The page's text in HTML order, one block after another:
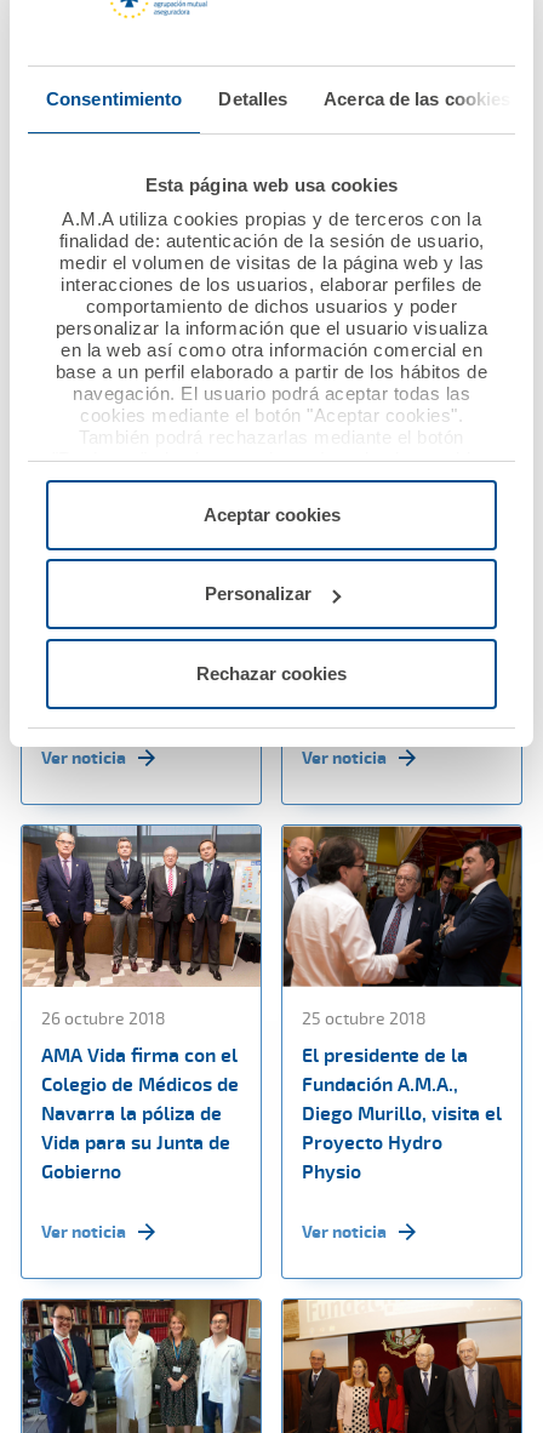
Consentimiento Detalles Acerca de las cookies
Esta página web usa cookies
A.M.A utiliza cookies propias y de terceros con la
finalidad de: autenticación de la sesión de usuario,
medir el volumen de visitas de la página web y las
interacciones de los usuarios, elaborar perfiles de
comportamiento de dichos usuarios y poder
personalizar la información que el usuario visualiza
en la web así como otra información comercial en
base a un perfil elaborado a partir de los hábitos de
navegación. El usuario podrá aceptar todas las
cookies mediante el botón "Aceptar cookies".
También podrá rechazarlas mediante el botón
"Rechazar", donde se rechazarán todas las cookies
menos las necesarias para permitir el acceso a los
configurarlas usando el botón “Personalizar".
Aceptar cookies
Personalizar
Rechazar cookies
17 noviembre 2018
AMA Vida firma con el
Farmacéuticos de
Pontevedra la póliza
colectiva de Vida
Ver noticia
08 noviembre 2018
AMA Vida,
mejor aseguradora de
servicios sanitarios
Ver noticia
A.M.A. el más
satisfactorio para los
usuarios, según la OC
Ver noticia
A.M.A., en la
inauguración de la
Orto Medical Care
Ver noticia
26 octubre 2018
AMA Vida firma con el
Colegio de Médicos de
Navarra la póliza de
Vida para su Junta de
Gobierno
Ver noticia
25 octubre 2018
El presidente de la
Fundación A.M.A.,
Diego Murillo, visita el
Proyecto Hydro
Physio
Ver noticia